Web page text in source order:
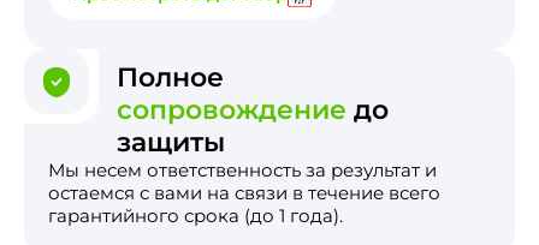
Полное
сопровождение до
защиты
Мы несем ответственность за результат и
остаемся с вами на связи в течение всего
гарантийного срока (до 1 года).